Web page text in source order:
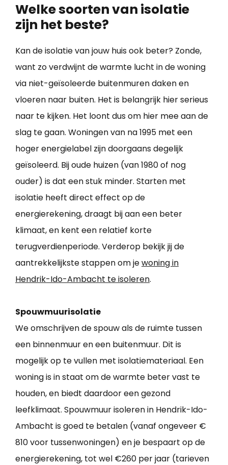
Welke soorten van isolatie
zijn het beste?
Kan de isolatie van jouw huis ook beter? Zonde,
want zo verdwijnt de warmte lucht in de woning
via niet-geïsoleerde buitenmuren daken en
vloeren naar buiten. Het is belangrijk hier serieus
naar te kijken. Het loont dus om hier mee aan de
slag te gaan. Woningen van na 1995 met een
hoger energielabel zijn doorgaans degelijk
geïsoleerd. Bij oude huizen (van 1980 of nog
ouder) is dat een stuk minder. Starten met
isolatie heeft direct effect op de
energierekening, draagt bij aan een beter
klimaat, en kent een relatief korte
terugverdienperiode. Verderop bekijk jij de
aantrekkelijkste stappen om jewoning in
Hendrik-Ido-Ambacht te isoleren.
Spouwmuurisolatie
We omschrijven de spouw als de ruimte tussen
een binnenmuur en een buitenmuur. Dit is
mogelijk op te vullen met isolatiemateriaal. Een
woning is in staat om de warmte beter vast te
houden, en biedt daardoor een gezond
leefklimaat. Spouwmuur isoleren in Hendrik-Ido-
Ambacht is goed te betalen (vanaf ongeveer €
810 voor tussenwoningen) en je bespaart op de
energierekening, tot wel €260 per jaar (tarieven